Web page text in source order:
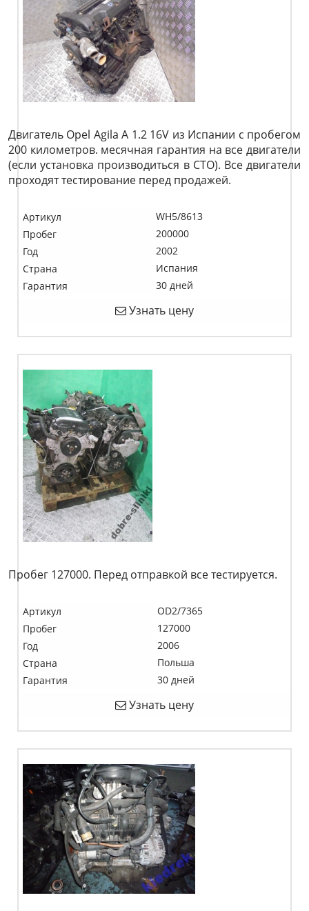
Двигатель Opel Agila A 1.2 16V из Испании с пробегом
200 километров. месячная гарантия на все двигатели
(если установка производиться в СТО). Все двигатели
проходят тестирование перед продажей.
Артикул
WH5/8613
Пробег
200000
Год
2002
Страна
Испания
Гарантия
30 дней
Узнать цену
Пробег 127000. Перед отправкой все тестируется.
Артикул
OD2/7365
Пробег
127000
Год
2006
Страна
Польша
Гарантия
30 дней
Узнать цену